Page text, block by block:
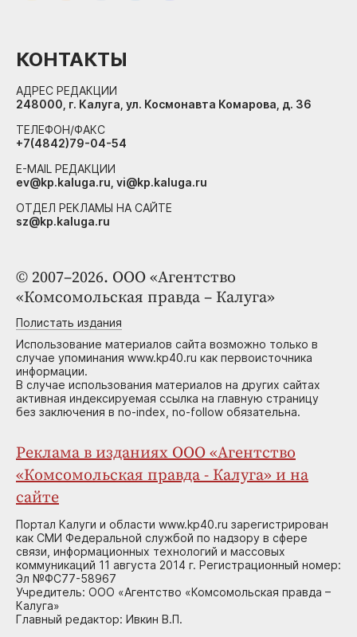
© 2007–2026. ООО «Агентство
«Комсомольская правда – Калуга»
Полистать издания
Использование материалов сайта возможно только в
случае упоминания www.kp40.ru как первоисточника
информации.
В случае использования материалов на других сайтах
активная индексируемая ссылка на главную страницу
без заключения в no-index, no-follow обязательна.
Реклама в изданиях ООО «Агентство
«Комсомольская правда - Калуга» и на
сайте
Портал Калуги и области www.kp40.ru зарегистрирован
как СМИ Федеральной службой по надзору в сфере
связи, информационных технологий и массовых
коммуникаций 11 августа 2014 г. Регистрационный номер:
Эл №ФС77-58967
Учредитель: ООО «Агентство «Комсомольская правда –
Калуга»
Главный редактор: Ивкин В.П.
КОНТАКТЫ
АДРЕС РЕДАКЦИИ
248000, г. Калуга, ул. Космонавта Комарова, д. 36
ТЕЛЕФОН/ФАКС
+7(4842)79-04-54
E-MAIL РЕДАКЦИИ
ev@kp.kaluga.ru, vi@kp.kaluga.ru
ОТДЕЛ РЕКЛАМЫ НА САЙТЕ
sz@kp.kaluga.ru